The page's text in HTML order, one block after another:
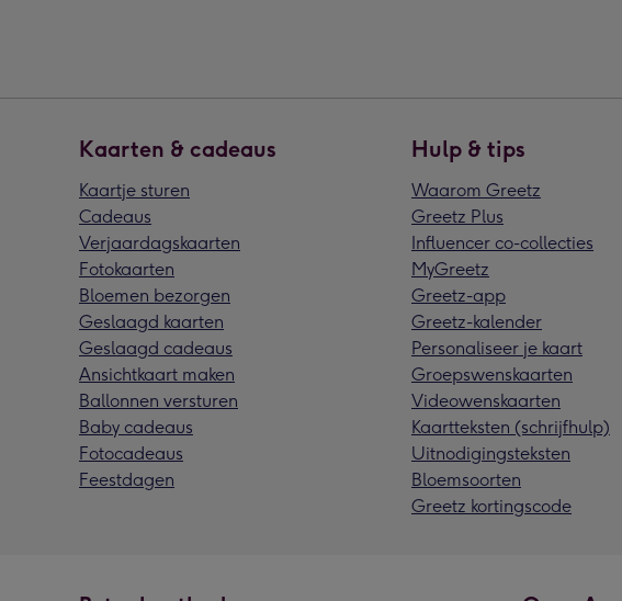
Kaarten & cadeaus
Kaartje sturen
Cadeaus
Verjaardagskaarten
Fotokaarten
Bloemen bezorgen
Geslaagd kaarten
Geslaagd cadeaus
Ansichtkaart maken
Ballonnen versturen
Baby cadeaus
Fotocadeaus
Feestdagen
Hulp & tips
Waarom Greetz
Greetz Plus
Influencer co-collecties
MyGreetz
Greetz-app
Greetz-kalender
Personaliseer je kaart
Groepswenskaarten
Videowenskaarten
Kaartteksten (schrijfhulp)
Uitnodigingsteksten
Bloemsoorten
Greetz kortingscode